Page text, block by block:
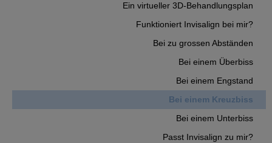
Ein virtueller 3D-Behandlungsplan
Funktioniert Invisalign bei mir?
Bei zu grossen Abständen
Bei einem Überbiss
Bei einem Engstand
Bei einem Kreuzbiss
Bei einem Unterbiss
Passt Invisalign zu mir?